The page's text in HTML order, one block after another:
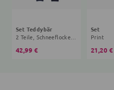
Set Teddybär
2 Teile, Schneeflocke, navy
42,99 €
Set
Print
21,20 €